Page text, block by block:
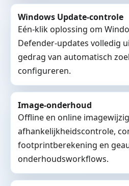
Windows Update-controle
Eén-klik oplossing om
Defender-updates volledig
gedrag van automatisch
configureren.
Image-onderhoud
Offline en online
afhankelijkheidscontrole,
footprintberekening en
onderhoudsworkflows.